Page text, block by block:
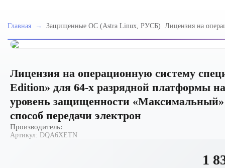
Главная → Защищенные ОС (Astra Linux, РУСБ) Лицензия на
Edition» для 64-х
электрон
Лицензия на операционную систему
Edition» для 64-х разрядной платформы
уровень защищенности
способ передачи электрон
Производитель:
Артикул: DQA6XETN
1